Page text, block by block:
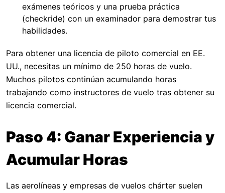
exámenes teóricos y una prueba práctica
(checkride) con un examinador para demostrar tus
habilidades.
Para obtener una licencia de piloto comercial en EE.
UU., necesitas un mínimo de 250 horas de vuelo.
Muchos pilotos continúan acumulando horas
trabajando como instructores de vuelo tras obtener su
licencia comercial.
Paso 4: Ganar Experiencia y
Acumular Horas
Las aerolíneas y empresas de vuelos chárter suelen